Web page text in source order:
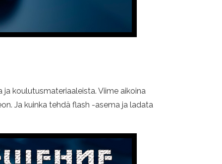
koulutusmateriaaleista. Viime aikoina
Ja kuinka tehdä flash -asema ja ladata